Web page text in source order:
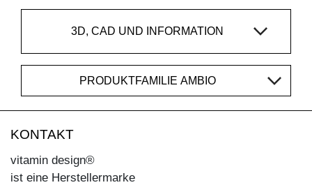
3D, CAD UND INFORMATION
PRODUKTFAMILIE AMBIO
KONTAKT
vitamin design®
ist eine Herstellermarke